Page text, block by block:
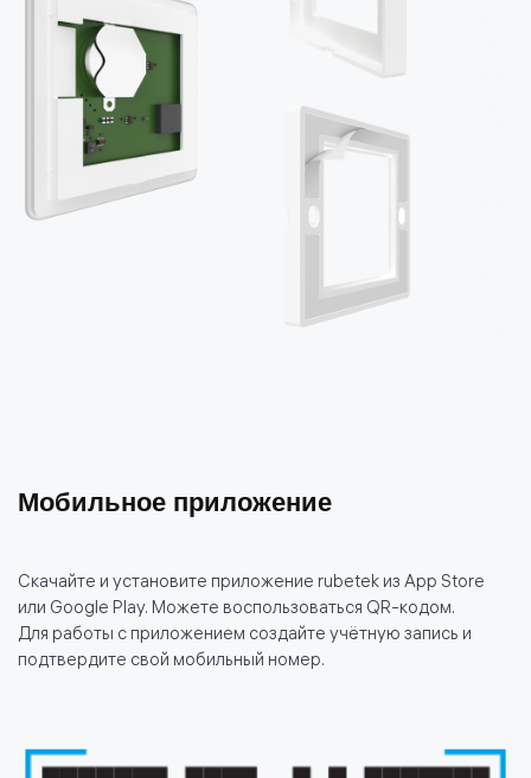
Мобильное приложение
Скачайте и установите приложение rubetek из App Store
или Google Play. Можете воспользоваться QR-кодом.
Для работы с приложением создайте учётную запись и
подтвердите свой мобильный номер.